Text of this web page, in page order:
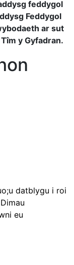
feddygol
Feddygol
ar sut
y Gyfadran.
datblygu i roi
eu